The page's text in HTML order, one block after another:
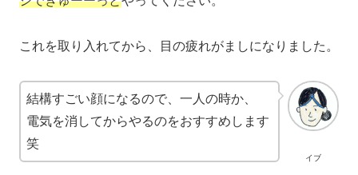
これを取り入れてから、目の疲れがましになりました。
イブ
結構すごい顔になるので、一人の時か、
電気を消してからやるのをおすすめします
笑